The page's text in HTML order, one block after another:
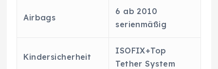
Airbags
6 ab 2010
serienmäßig
Kindersicherheit
ISOFIX+Top
Tether System